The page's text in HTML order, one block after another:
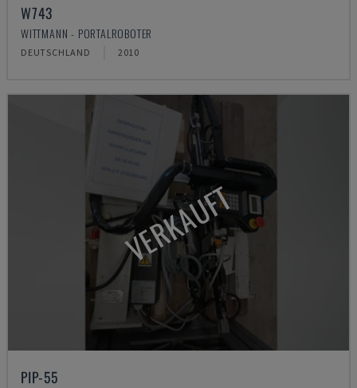
W743
WITTMANN - PORTALROBOTER
DEUTSCHLAND 2010
VERKAUFT
PIP-55